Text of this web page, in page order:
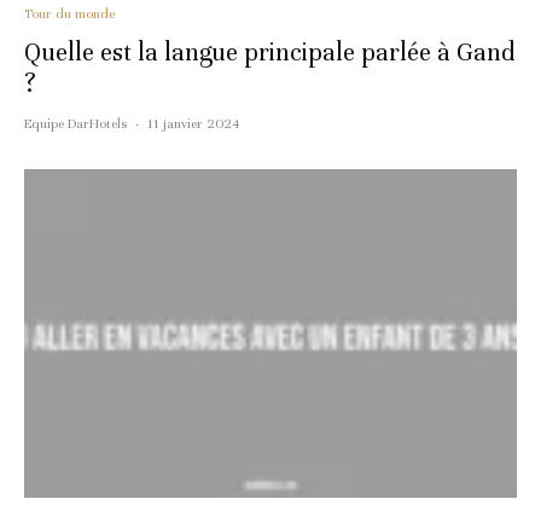
Tour du monde
Quelle est la langue principale parlée à Gand
?
Equipe DarHotels · 11 janvier 2024